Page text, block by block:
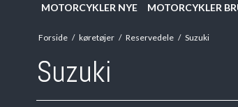
MOTORCYKLER NYE MOTORCYKLER
Forside / køretøjer / Reservedele / Suzuki
Suzuki